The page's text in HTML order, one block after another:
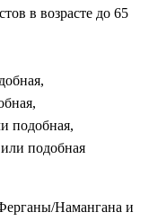
в возрасте до 65
подобная,
подобная
Намангана и